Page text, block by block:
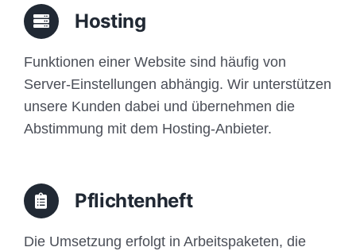
Hosting
Funktionen einer Website sind häufig von
Server-Einstellungen abhängig. Wir unterstützen
unsere Kunden dabei und übernehmen die
Abstimmung mit dem Hosting-Anbieter.
Pflichtenheft
Die Umsetzung erfolgt in Arbeitspaketen, die